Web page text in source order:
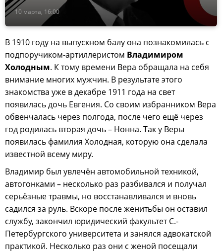
10 марта, 16:00
В 1910 году на выпускном балу она познакомилась с
подпоручиком-артиллеристом Владимиром
Холодным. К тому времени Вера обращала на себя
внимание многих мужчин. В результате этого
знакомства уже в декабре 1911 года на свет
появилась дочь Евгения. Со своим избранником Вера
обвенчалась через полгода, после чего ещё через
год родилась вторая дочь – Нонна. Так у Веры
появилась фамилия Холодная, которую она сделала
известной всему миру.
Владимир был увлечён автомобильной техникой,
автогонками – несколько раз разбивался и получал
серьёзные травмы, но восстанавливался и вновь
садился за руль. Вскоре после женитьбы он оставил
службу, закончил юридический факультет С.-
Петербургского университета и занялся адвокатской
практикой. Несколько раз они с женой посещали